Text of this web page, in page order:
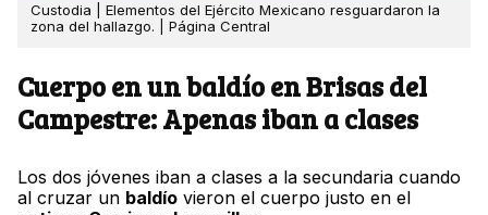
Custodia | Elementos del Ejército Mexicano resguardaron la
zona del hallazgo. | Página Central
Cuerpo en un baldío en Brisas del
Campestre: Apenas iban a clases
Los dos jóvenes iban a clases a la secundaria cuando
al cruzar un baldío vieron el cuerpo justo en el